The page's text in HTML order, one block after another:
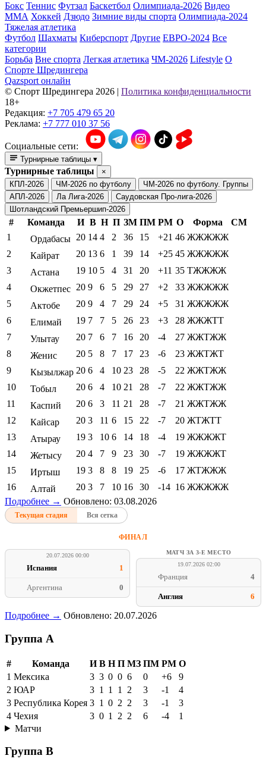
Бокс Теннис Футзал Баскетбол Олимпиада-2026 Видео
ММА Хоккей Дзюдо Зимние виды спорта Олимпиада-2024
Тяжелая атлетика
Футбол Шахматы Киберспорт Другие ЕВРО-2024 Все
категории
Борьба Вне спорта Легкая атлетика ЧМ-2026 Lifestyle О
Спорте Шредингера
Qazsport онлайн
© Cпорт Шредингера 2026 | Политика конфиденциальности
18+
Редакция: +7 705 479 65 20
Реклама: +7 777 010 37 56
Социальные сети:
Турнирные таблицы ▾
Турнирные таблицы
×
КПЛ-2026
ЧМ-2026 по футболу
ЧМ-2026 по футболу. Группы
АПЛ-2026
Ла Лига-2026
Саудовская Про-лига-2026
Шотландский Премьершип-2026
# Команда И В Н П ЗМ ПМ РМ О Форма
СМ
1
Ордабасы 20 14 4 2 36 15 +21 46 ЖЖЖЖЖ
2
Кайрат 20 13 6 1 39 14 +25 45 ЖЖЖЖЖ
3
Астана 19 10 5 4 31 20 +11 35 ТЖЖЖЖ
4
Окжетпес 20 9 6 5 29 27 +2 33 ЖЖЖЖЖ
5
Актобе 20 9 4 7 29 24 +5 31 ЖЖЖЖЖ
6
Елимай 19 7 7 5 26 23 +3 28 ЖЖЖТТ
7
Улытау 20 7 6 7 16 20 -4 27 ЖЖТЖЖ
8
Женис 20 5 8 7 17 23 -6 23 ЖЖТЖТ
9
Кызылжар 20 6 4 10 23 28 -5 22 ЖЖТЖЖ
10
Тобыл 20 6 4 10 21 28 -7 22 ЖЖТЖЖ
11
Каспий 20 6 3 11 21 28 -7 21 ЖЖТЖЖ
12
Кайсар 20 3 11 6 15 22 -7 20 ЖТЖТТ
13
Атырау 19 3 10 6 14 18 -4 19 ЖЖЖЖТ
14
Жетысу 20 4 7 9 23 30 -7 19 ЖЖЖЖТ
15
Иртыш 19 3 8 8 19 25 -6 17 ЖТЖЖЖ
16
Алтай 20 3 7 10 16 30 -14 16 ЖЖЖЖЖ
Подробнее → Обновлено: 03.08.2026
Текущая стадия Вся сетка
ФИНАЛ
20.07.2026 00:00
Испания 1
Аргентина 0
МАТЧ ЗА 3-Е МЕСТО
19.07.2026 02:00
Франция 4
Англия 6
Подробнее → Обновлено: 20.07.2026
Группа A
# Команда И В Н П МЗ ПМ РМ О
1 Мексика 3 3 0 0 6 0 +6
9
2 ЮАР 3 1 1 1 2 3 -1
4
3 Республика Корея 3 1 0 2 2 3 -1
3
4 Чехия 3 0 1 2 2 6 -4
1
Матчи
Группа B